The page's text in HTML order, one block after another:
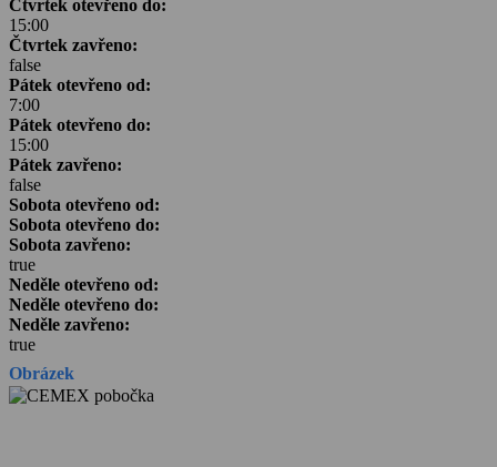
Čtvrtek otevřeno do:
15:00
Čtvrtek zavřeno:
false
Pátek otevřeno od:
7:00
Pátek otevřeno do:
15:00
Pátek zavřeno:
false
Sobota otevřeno od:
Sobota otevřeno do:
Sobota zavřeno:
true
Neděle otevřeno od:
Neděle otevřeno do:
Neděle zavřeno:
true
Obrázek